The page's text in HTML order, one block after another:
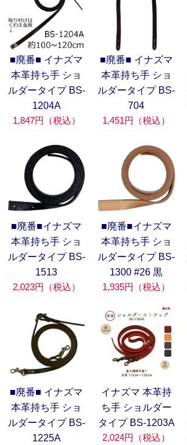
■廃番■ イナズマ
本革持ち手 ショ
ルダータイプ BS-
1204A
1,847円（税込）
■廃番■ イナズマ
本革持ち手 ショ
ルダータイプ BS-
704
1,451円（税込）
■廃番■イナズマ
本革持ち手 ショ
ルダータイプ BS-
1513
2,023円（税込）
■廃番■イナズマ
本革持ち手 ショ
ルダータイプ BS-
1300 #26 黒
1,935円（税込）
■廃番■ イナズマ
本革持ち手 ショ
ルダータイプ BS-
1225A
イナズマ 本革持
ち手 ショルダー
タイプ BS-1203A
2,024円（税込）